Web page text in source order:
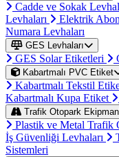
Cadde ve Sokak
Levhaları
Elektrik
Numara Levhaları
GES Levhaları
GES Solar Etiketleri
Kabartmalı PVC Etiket
Kabartmalı Tekstil
Kabartmalı Kupa Etiket
Trafik Otopark
Plastik ve Metal Trafik
İş Güvenliği Levhaları
Sistemleri